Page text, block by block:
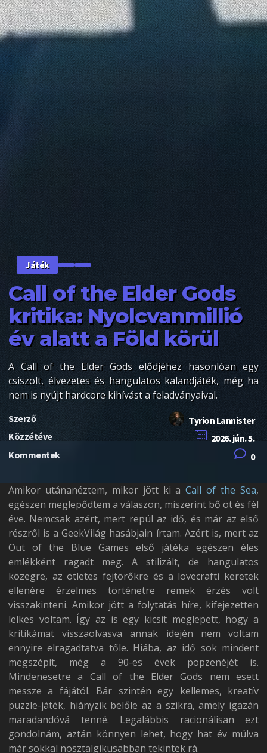
Játék
Call of the Elder Gods
kritika: Nyolcvanmillió
év alatt a Föld körül
A Call of the Elder Gods elődjéhez hasonlóan egy
csiszolt, élvezetes és hangulatos kalandjáték, még ha
nem is nyújt hardcore kihívást a feladványaival.
Szerző
Tyrion Lannister
Közzétéve
2026. jún. 5.
Kommentek
0
Amikor utánanéztem, mikor jött ki aCall of the Sea,
egészen meglepődtem a válaszon, miszerint bő öt és fél
éve. Nemcsak azért, mert repül az idő, és már az első
részről is a GeekVilág hasábjain írtam. Azért is, mert az
Out of the Blue Games első játéka egészen éles
emlékként ragadt meg. A stilizált, de hangulatos
közegre, az ötletes fejtörőkre és a lovecrafti keretek
ellenére érzelmes történetre remek érzés volt
visszakinteni. Amikor jött a folytatás híre, kifejezetten
lelkes voltam. Így az is egy kicsit meglepett, hogy a
kritikámat visszaolvasva annak idején nem voltam
ennyire elragadtatva tőle. Hiába, az idő sok mindent
megszépít, még a 90-es évek popzenéjét is.
Mindenesetre a Call of the Elder Gods nem esett
messze a fájától. Bár szintén egy kellemes, kreatív
puzzle-játék, hiányzik belőle az a szikra, amely igazán
maradandóvá tenné. Legalábbis racionálisan ezt
gondolnám, aztán könnyen lehet, hogy hat év múlva
már sokkal nosztalgikusabban tekintek rá.